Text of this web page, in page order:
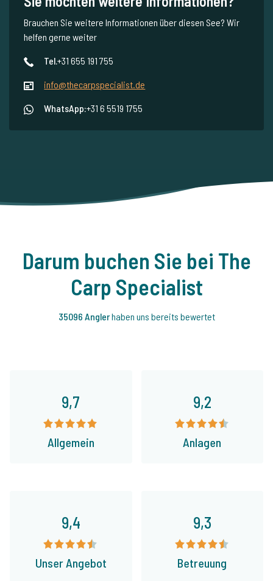
Brauchen Sie weitere Informationen über diesen See? Wir
helfen gerne weiter
Tel.+31 655 191 755
info@thecarpspecialist.de
WhatsApp:+31 6 5519 1755
Darum buchen Sie bei The
Carp Specialist
35096 Anglerhaben uns bereits bewertet
9,7
Allgemein
9,2
Anlagen
9,4
Unser Angebot
9,3
Betreuung